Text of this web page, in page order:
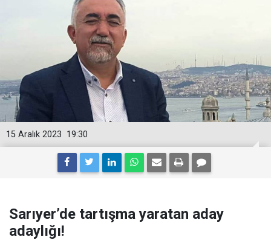
19:30
15 Aralık 2023
Sarıyer’de tartışma yaratan aday
adaylığı!